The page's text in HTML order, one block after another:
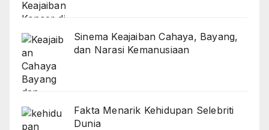
Sinema Keajaiban Cahaya, Bayang,
dan Narasi Kemanusiaan
Fakta Menarik Kehidupan Selebriti
Dunia